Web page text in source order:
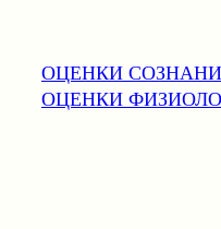
ОЦЕНКИ
ОЦЕНКИ